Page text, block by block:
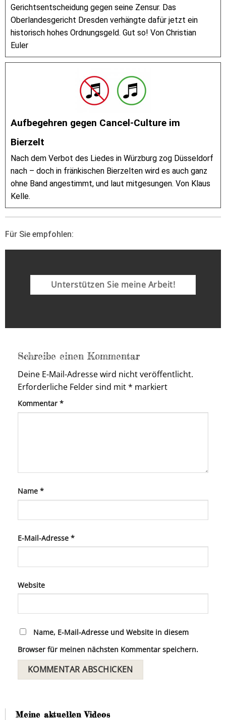
Gerichtsentscheidung gegen seine Zensur. Das
Oberlandesgericht Dresden verhängte dafür jetzt ein
historisch hohes Ordnungsgeld. Gut so! Von Christian
Euler
Aufbegehren gegen Cancel-Culture im
Bierzelt
Nach dem Verbot des Liedes in Würzburg zog Düsseldorf
nach – doch in fränkischen Bierzelten wird es auch ganz
ohne Band angestimmt, und laut mitgesungen. Von Klaus
Kelle.
Für Sie empfohlen:
Unterstützen Sie meine Arbeit!
Schreibe einen Kommentar
Deine E-Mail-Adresse wird nicht veröffentlicht.
Erforderliche Felder sind mit* markiert
Kommentar *
Name *
E-Mail-Adresse *
Website
Name, E-Mail-Adresse und Website in diesem
Browser für meinen nächsten Kommentar speichern.
Meine aktuellen Videos